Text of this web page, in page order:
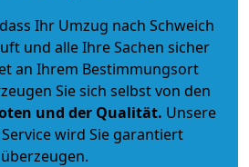
Ihr Umzug nach Schweich
und alle Ihre Sachen sicher
an Ihrem Bestimmungsort
Sie sich selbst von den
und der Qualität. Unsere
wird Sie garantiert
überzeugen.